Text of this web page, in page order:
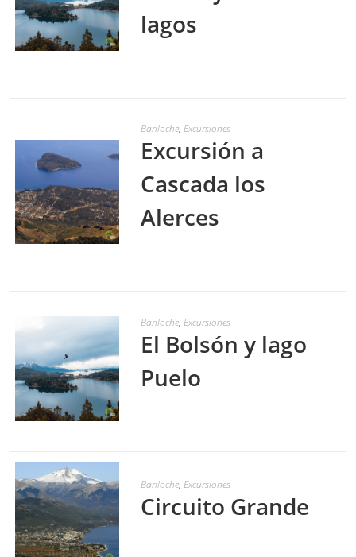
lagos
Bariloche,Excursiones
Excursión a
Cascada los
Alerces
Bariloche,Excursiones
El Bolsón y lago
Puelo
Bariloche,Excursiones
Circuito Grande